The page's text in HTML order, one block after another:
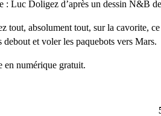
: Luc Doligez d’après un dessin N&B
tout, absolument tout, sur la cavorite,
debout et voler les paquebots vers Mars.
en numérique gratuit.